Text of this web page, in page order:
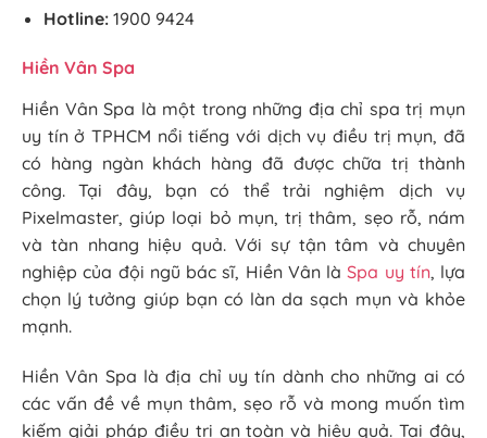
Hotline: 1900 9424
Hiền Vân Spa
Hiền Vân Spa là một trong những địa chỉ spa trị mụn
uy tín ở TPHCM nổi tiếng với dịch vụ điều trị mụn, đã
có hàng ngàn khách hàng đã được chữa trị thành
công. Tại đây, bạn có thể trải nghiệm dịch vụ
Pixelmaster, giúp loại bỏ mụn, trị thâm, sẹo rỗ, nám
và tàn nhang hiệu quả. Với sự tận tâm và chuyên
nghiệp của đội ngũ bác sĩ, Hiền Vân làSpa uy tín, lựa
chọn lý tưởng giúp bạn có làn da sạch mụn và khỏe
mạnh.
Hiền Vân Spa là địa chỉ uy tín dành cho những ai có
các vấn đề về mụn thâm, sẹo rỗ và mong muốn tìm
kiếm giải pháp điều trị an toàn và hiệu quả. Tại đây,